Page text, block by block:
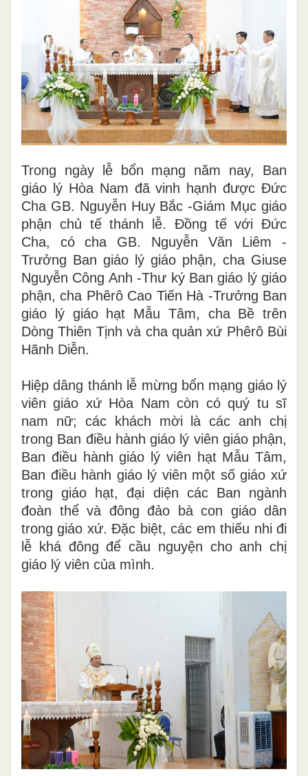
Trong ngày lễ bổn mạng năm nay, Ban
giáo lý Hòa Nam đã vinh hạnh được Đức
Cha GB. Nguyễn Huy Bắc -Giám Mục giáo
phận chủ tế thánh lễ. Đồng tế với Đức
Cha, có cha GB. Nguyễn Văn Liêm -
Trưởng Ban giáo lý giáo phận, cha Giuse
Nguyễn Công Anh -Thư ký Ban giáo lý giáo
phận, cha Phêrô Cao Tiến Hà -Trưởng Ban
giáo lý giáo hạt Mẫu Tâm, cha Bề trên
Dòng Thiên Tịnh và cha quản xứ Phêrô Bùi
Hãnh Diễn.
Hiệp dâng thánh lễ mừng bổn mạng giáo lý
viên giáo xứ Hòa Nam còn có quý tu sĩ
nam nữ; các khách mời là các anh chị
trong Ban điều hành giáo lý viên giáo phận,
Ban điều hành giáo lý viên hạt Mẫu Tâm,
Ban điều hành giáo lý viên một số giáo xứ
trong giáo hạt, đại diện các Ban ngành
đoàn thể và đông đảo bà con giáo dân
trong giáo xứ. Đặc biệt, các em thiếu nhi đi
lễ khá đông để cầu nguyện cho anh chị
giáo lý viên của mình.